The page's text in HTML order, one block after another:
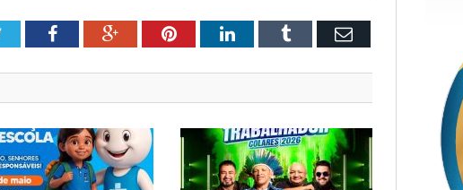
TwitterFacebookGoogle+PinterestLinkedInTumblr Email